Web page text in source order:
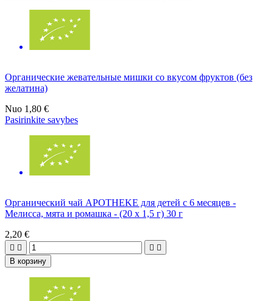
Органические жевательные мишки со вкусом фруктов (без
желатина)
Nuo 1,80 €
Pasirinkite savybes
Органический чай APOTHEKE для детей с 6 месяцев -
Мелисса, мята и ромашка - (20 х 1,5 г) 30 г
2,20 €
   
В корзину